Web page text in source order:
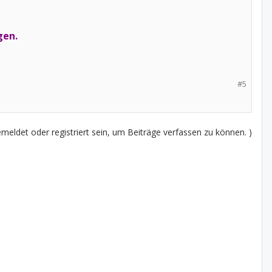
#5
oder registriert sein, um Beiträge verfassen zu können. )